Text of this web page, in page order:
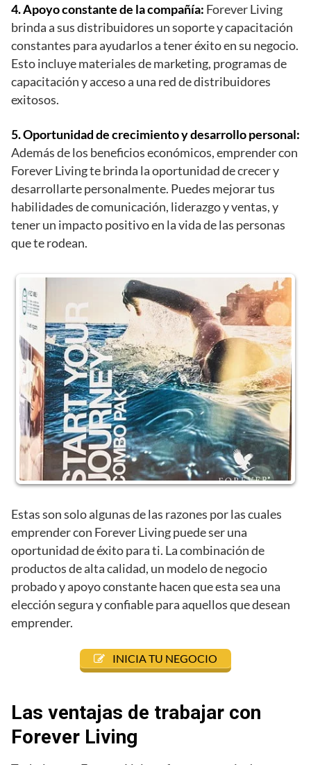
4. Apoyo constante de la compañía: Forever Living
brinda a sus distribuidores un soporte y capacitación
constantes para ayudarlos a tener éxito en su negocio.
Esto incluye materiales de marketing, programas de
capacitación y acceso a una red de distribuidores
exitosos.
5. Oportunidad de crecimiento y desarrollo personal:
Además de los beneficios económicos, emprender con
Forever Living te brinda la oportunidad de crecer y
desarrollarte personalmente. Puedes mejorar tus
habilidades de comunicación, liderazgo y ventas, y
tener un impacto positivo en la vida de las personas
que te rodean.
Estas son solo algunas de las razones por las cuales
emprender con Forever Living puede ser una
oportunidad de éxito para ti. La combinación de
productos de alta calidad, un modelo de negocio
probado y apoyo constante hacen que esta sea una
elección segura y confiable para aquellos que desean
emprender.
INICIA TU NEGOCIO
Las ventajas de trabajar con
Forever Living